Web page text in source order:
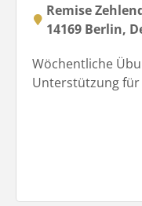
Remise
14169 Berlin,
Wöchentliche
Unterstützung für